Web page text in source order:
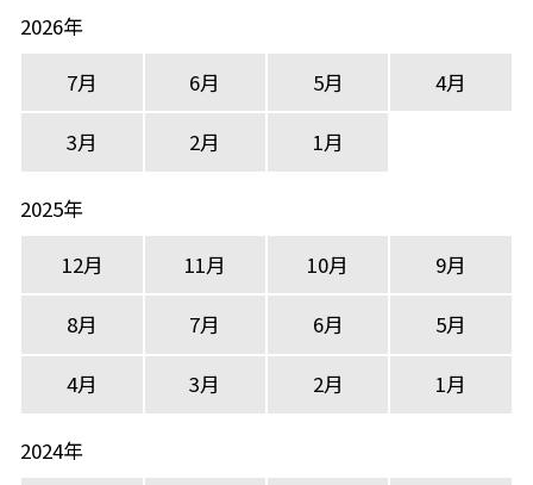
2026年
7月
6月 5月 4月
3月 2月 1月
2025年
12月
11月 10月 9月
8月 7月 6月 5月
4月 3月 2月 1月
2024年